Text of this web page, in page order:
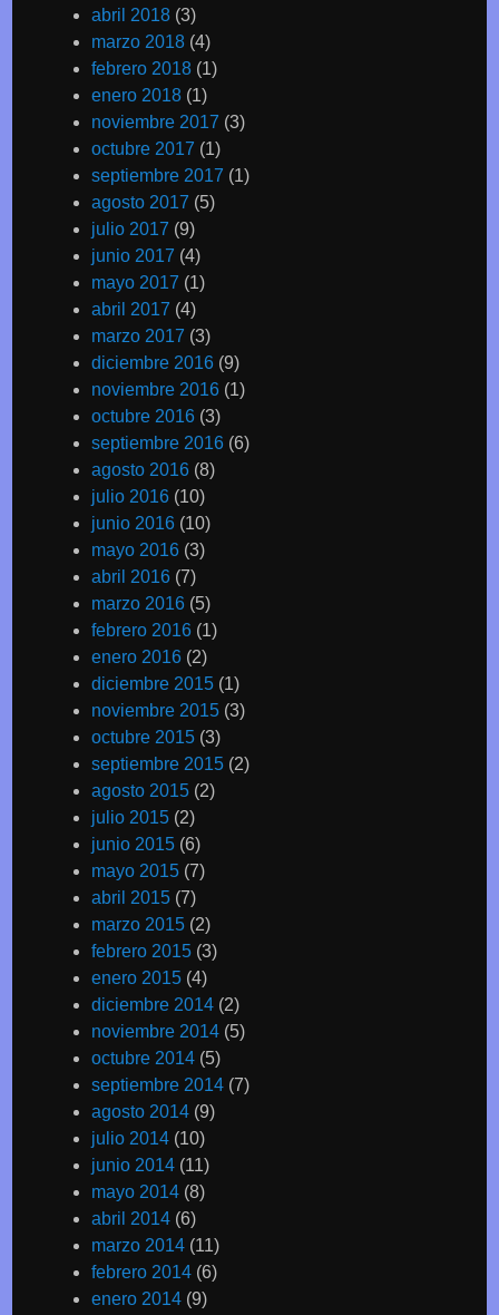
abril 2018 (3)
marzo 2018 (4)
febrero 2018 (1)
enero 2018 (1)
noviembre 2017 (3)
octubre 2017 (1)
septiembre 2017 (1)
agosto 2017 (5)
julio 2017 (9)
junio 2017 (4)
mayo 2017 (1)
abril 2017 (4)
marzo 2017 (3)
diciembre 2016 (9)
noviembre 2016 (1)
octubre 2016 (3)
septiembre 2016 (6)
agosto 2016 (8)
julio 2016 (10)
junio 2016 (10)
mayo 2016 (3)
abril 2016 (7)
marzo 2016 (5)
febrero 2016 (1)
enero 2016 (2)
diciembre 2015 (1)
noviembre 2015 (3)
octubre 2015 (3)
septiembre 2015 (2)
agosto 2015 (2)
julio 2015 (2)
junio 2015 (6)
mayo 2015 (7)
abril 2015 (7)
marzo 2015 (2)
febrero 2015 (3)
enero 2015 (4)
diciembre 2014 (2)
noviembre 2014 (5)
octubre 2014 (5)
septiembre 2014 (7)
agosto 2014 (9)
julio 2014 (10)
junio 2014 (11)
mayo 2014 (8)
abril 2014 (6)
marzo 2014 (11)
febrero 2014 (6)
enero 2014 (9)